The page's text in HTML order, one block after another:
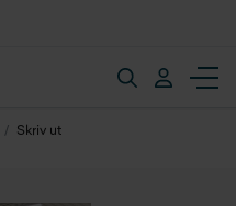
Skriv ut